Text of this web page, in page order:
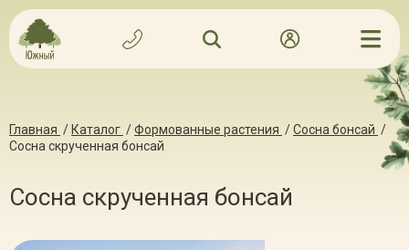
Главная / Каталог /Формованные растения /Сосна бонсай /
Сосна скрученная бонсай
Сосна скрученная бонсай